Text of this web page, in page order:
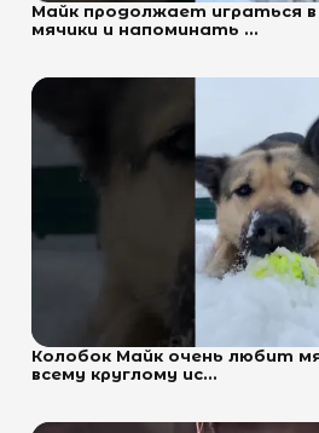
Майк продолжает играться
мячики и напоминать ...
Колобок Майк очень любит
всему круглому ис...